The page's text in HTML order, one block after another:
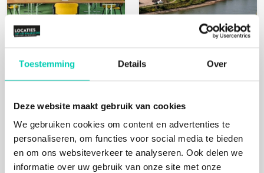
Toestemming Details Over
Deze website maakt gebruik van cookies
We gebruiken cookies om content en advertenties te
personaliseren, om functies voor social media te bieden
en om ons websiteverkeer te analyseren. Ook delen we
informatie over uw gebruik van onze site met onze
EIGENTIJDSERF
Mens, Natuur Mens, Natuur